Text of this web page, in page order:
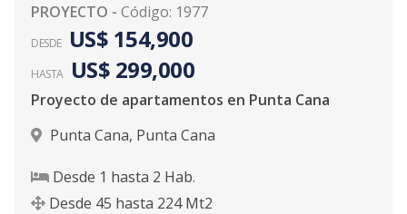
PROYECTO - Código: 1977
DESDE US$ 154,900
HASTA US$ 299,000
Proyecto de apartamentos en Punta Cana
Punta Cana, Punta Cana
Desde 1 hasta 2 Hab.
Desde 45 hasta 224 Mt2